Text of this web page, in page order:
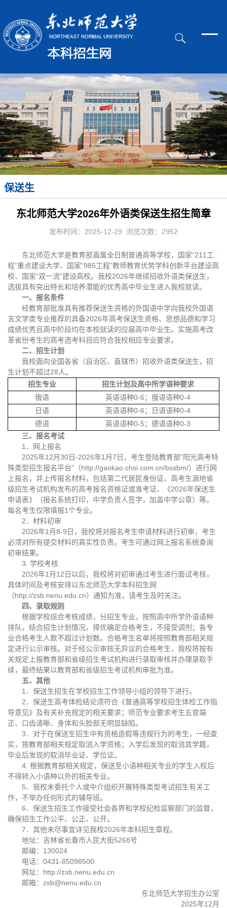
保送生
东北师范大学2026年外语类保送生招生简章
发布时间：2025-12-29 浏览次数： 2952
东北师范大学是教育部直属全日制普通高等学校，国家“211工
程”重点建设大学、国家“985工程”教师教育优势学科创新平台建设高
校、国家“双一流”建设高校。我校2026年继续招收外语类保送生，
选拔具有突出特长和培养潜能的优秀高中毕业生进入我校就读。
一、报名条件
经教育部批准具有推荐保送生资格的外国语中学向我校外国语
言文学类专业推荐的具备2026年高考保送生资格、思想品德和学习
成绩优秀且高中阶段均在本校就读的应届高中毕业生。实施高考改
革省份考生的高考选考科目应符合我校相应专业要求。
二、招生计划
我校面向全国各省（自治区、直辖市）招收外语类保送生，招
生计划不超过28人。
招生专业
招生计划及高中所学语种要求
俄语
英语语种0-6；俄语语种0-4
日语
英语语种0-6；日语语种0-4
德语
英语语种0-5；德语语种0-3
三、报名考试
1．网上报名
2025年12月30日-2026年1月7日，考生登陆教育部“阳光高考特
殊类型招生报名平台”（http://gaokao.chsi.com.cn/bssbm/）进行网
上报名，并上传报名材料，包括第二代居民身份证、高考生源地省
级招生考试机构发布的高考报名资格证或准考证、《2026年保送生
申请表》（报名系统打印，中学负责人签字，加盖中学公章）等。
每名考生仅限填报1个专业。
2．材料初审
2026年1月8-9日，我校将对报名考生申请材料进行初审，考生
必须对所有提交材料的真实性负责。考生可通过网上报名系统查询
初审结果。
3. 学校考核
2026年1月12日以后，我校将对初审通过考生进行面试考核，
具体时间及考核安排以东北师范大学本科招生网
（http://zsb.nenu.edu.cn）通知为准，请考生及时关注。
四、录取规则
根据学校综合考核成绩，分招生专业，按照高中所学外语语种
排队，结合招生计划情况，择优确定合格考生，不接受调剂；各专
业合格考生人数不超过计划数。合格考生名单将按照教育部相关规
定进行公示审核。对于经公示审核无异议的合格考生，我校将按有
关规定上报教育部和省级招生考试机构进行录取审核并办理录取手
续，最终结果以教育部和省级招生考试机构审批为准。
五、其他
1．保送生招生在学校招生工作领导小组的领导下进行。
2．保送生高考体检结论须符合《普通高等学校招生体检工作指
导意见》及有关补充规定的相关要求；师范专业要求考生五官端
正、口齿清晰、身体和头脸部无明显缺陷。
3．对于在保送生招生中有资格造假等违规行为的考生，一经查
实，按教育部相关规定取消入学资格；入学后发现的取消其学籍，
毕业后发现的取消毕业证、学位证。
4. 根据教育部相关规定，保送至小语种相关专业的学生入校后
不得转入小语种以外的相关专业。
5．我校未委托个人或中介组织开展特殊类型考试招生有关工
作，不举办任何形式的辅导班。
6．保送生招生工作接受社会各界和学校纪检监察部门的监督，
确保招生工作公平、公正、公开。
7．其他未尽事宜详见我校2026年本科招生章程。
地址：吉林省长春市人民大街5268号
邮编：130024
电话：0431-85098500
网址：http://zsb.nenu.edu.cn
邮箱：zsb@nenu.edu.cn
东北师范大学招生办公室
2025年12月